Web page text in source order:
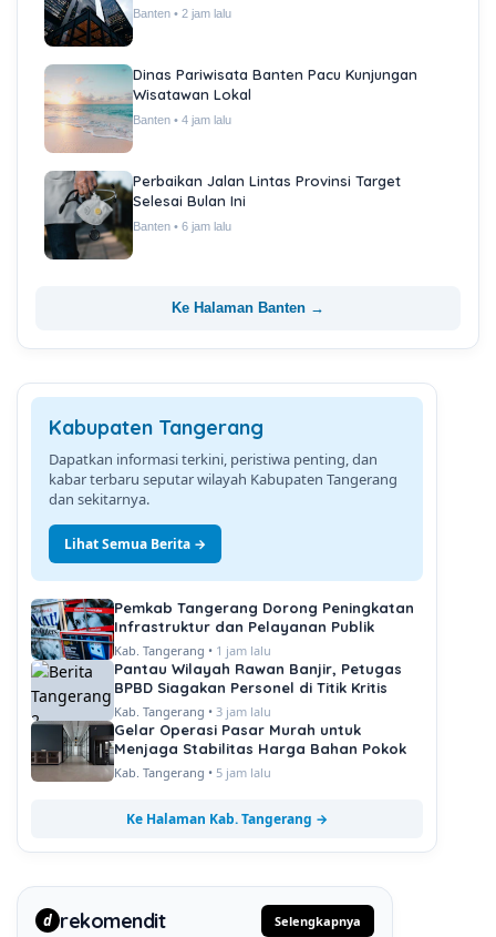
Banten • 2 jam lalu
Dinas Pariwisata Banten Pacu Kunjungan
Wisatawan Lokal
Banten • 4 jam lalu
Perbaikan Jalan Lintas Provinsi Target
Selesai Bulan Ini
Banten • 6 jam lalu
Ke Halaman Banten →
Kabupaten Tangerang
Dapatkan informasi terkini, peristiwa penting, dan
kabar terbaru seputar wilayah Kabupaten Tangerang
dan sekitarnya.
Lihat Semua Berita →
Pemkab Tangerang Dorong Peningkatan
Infrastruktur dan Pelayanan Publik
Kab. Tangerang • 1 jam lalu
Pantau Wilayah Rawan Banjir, Petugas
BPBD Siagakan Personel di Titik Kritis
Kab. Tangerang • 3 jam lalu
Gelar Operasi Pasar Murah untuk
Menjaga Stabilitas Harga Bahan Pokok
Kab. Tangerang • 5 jam lalu
Ke Halaman Kab. Tangerang →
d rekomendit Selengkapnya